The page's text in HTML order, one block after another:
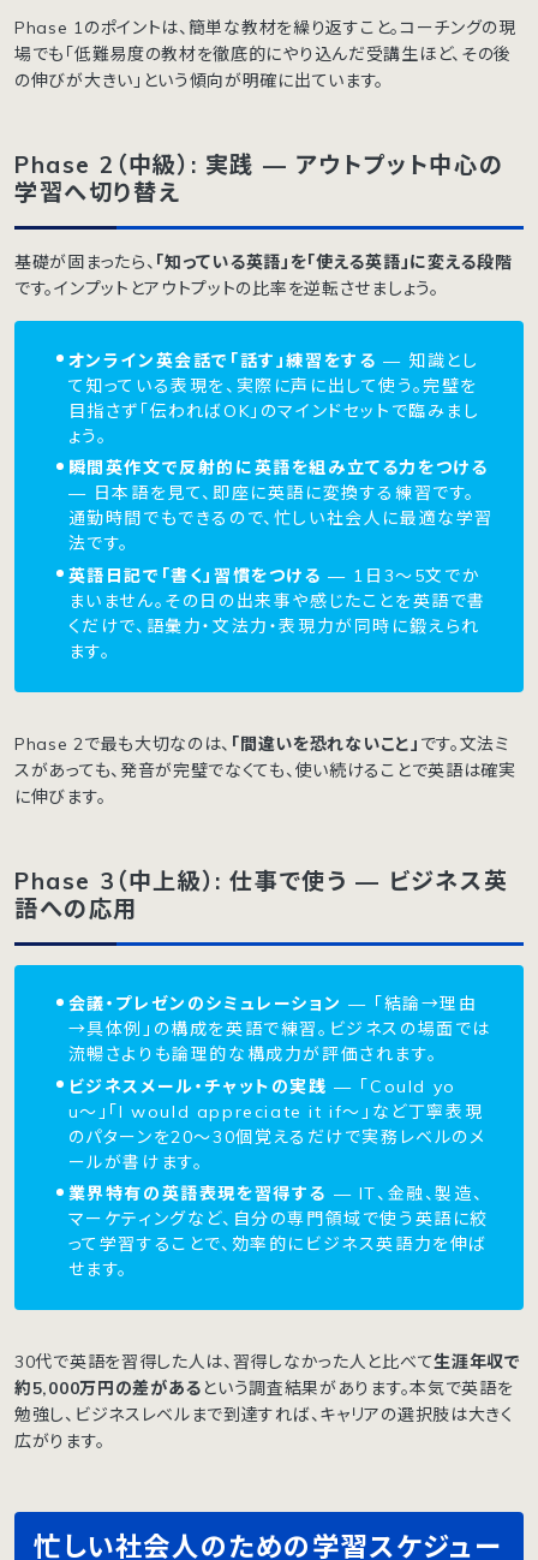
Phase 1のポイントは、簡単な教材を繰り返すこと。コーチングの現
場でも「低難易度の教材を徹底的にやり込んだ受講生ほど、その後
の伸びが大きい」という傾向が明確に出ています。
Phase 2（中級）: 実践 — アウトプット中心の
学習へ切り替え
基礎が固まったら、 「知っている英語」を「使える英語」に変える段階
です。インプットとアウトプットの比率を逆転させましょう。
オンライン英会話で「話す」練習をする — 知識とし
て知っている表現を、実際に声に出して使う。完璧を
目指さず「伝わればOK」のマインドセットで臨みまし
ょう。
瞬間英作文で反射的に英語を組み立てる力をつける
— 日本語を見て、即座に英語に変換する練習です。
通勤時間でもできるので、忙しい社会人に最適な学習
法です。
英語日記で「書く」習慣をつける — 1日3〜5文でか
まいません。その日の出来事や感じたことを英語で書
くだけで、語彙力・文法力・表現力が同時に鍛えられ
ます。
Phase 2で最も大切なのは、 「間違いを恐れないこと」 です。文法ミ
スがあっても、発音が完璧でなくても、使い続けることで英語は確実
に伸びます。
Phase 3（中上級）: 仕事で使う — ビジネス英
語への応用
会議・プレゼンのシミュレーション — 「結論→理由
→具体例」の構成を英語で練習。ビジネスの場面では
流暢さよりも論理的な構成力が評価されます。
ビジネスメール・チャットの実践 — 「Could yo
u〜」「I would appreciate it if〜」など丁寧表現
のパターンを20〜30個覚えるだけで実務レベルのメ
ールが書けます。
業界特有の英語表現を習得する — IT、金融、製造、
マーケティングなど、自分の専門領域で使う英語に絞
って学習することで、効率的にビジネス英語力を伸ば
せます。
30代で英語を習得した人は、習得しなかった人と比べて生涯年収で
約5,000万円の差がある という調査結果があります。本気で英語を
勉強し、ビジネスレベルまで到達すれば、キャリアの選択肢は大きく
広がります。
忙しい社会人のための学習スケジュー